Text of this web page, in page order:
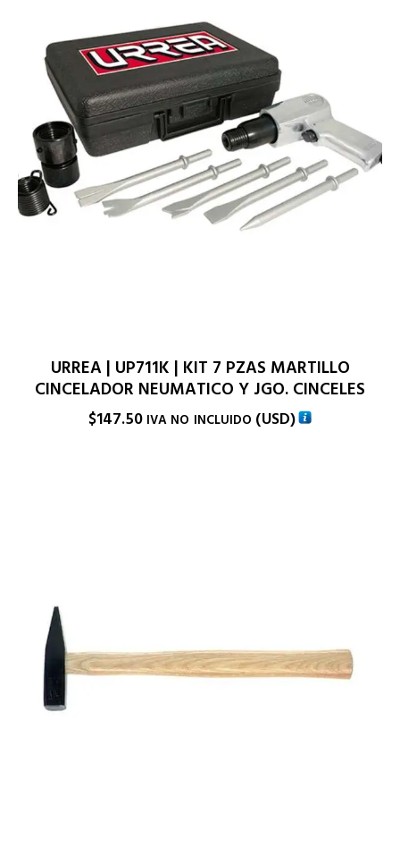
URREA | UP711K | KIT 7 PZAS MARTILLO
CINCELADOR NEUMATICO Y JGO. CINCELES
$147.50 IVA NO INCLUIDO (USD)